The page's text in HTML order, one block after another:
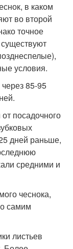
в каком
во второй
точное
условия.
85-95
посадочного
дней раньше,
средними и
чеснока,
самим
листьев